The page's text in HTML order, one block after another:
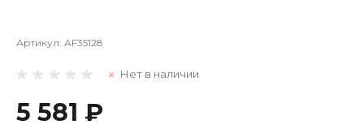
Артикул: AF35128
Нет в наличии
5 581 ₽